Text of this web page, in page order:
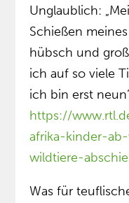
Unglaublich:
Schießen
hübsch und
ich auf so viele
ich bin erst
https://
afrika-kinder-
wildtiere-
Was für